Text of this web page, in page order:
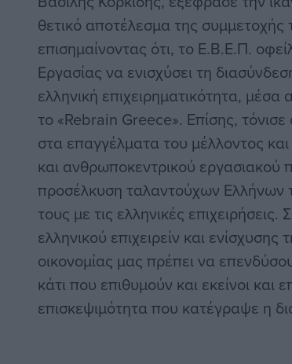
θετικό αποτέλεσμα της
επισημαίνοντας ότι, το Ε.Β.Ε.Π.
Εργασίας να ενισχύσει τη
ελληνική επιχειρηματικότητα,
το «Rebrain Greece». Επίσης,
στα επαγγέλματα του μέλλοντος
και ανθρωποκεντρικού εργασιακού
προσέλκυση ταλαντούχων Ελλήνων
τους με τις ελληνικές
ελληνικού επιχειρείν και
οικονομίας μας πρέπει να
κάτι που επιθυμούν και εκείνοι και
επισκεψιμότητα που κατέγραψε η